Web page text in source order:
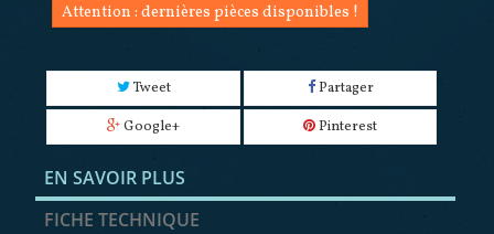
Attention : dernières pièces disponibles !
Tweet
Partager
Google+
Pinterest
EN SAVOIR PLUS
FICHE TECHNIQUE